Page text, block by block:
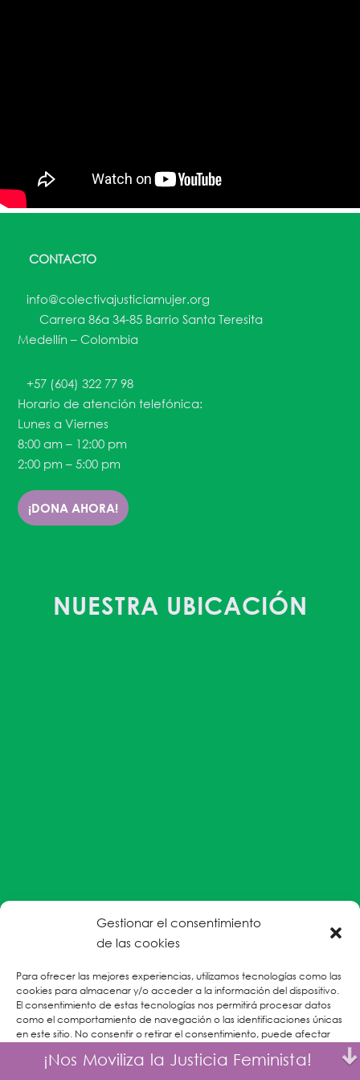
Gestionar el consentimiento
de las cookies
Para ofrecer las mejores experiencias, utilizamos tecnologías como las
cookies para almacenar y/o acceder a la información del dispositivo.
El consentimiento de estas tecnologías nos permitirá procesar datos
como el comportamiento de navegación o las identificaciones únicas
en este sitio. No consentir o retirar el consentimiento, puede afectar
CONTACTO
info@colectivajusticiamujer.org
Carrera 86a 34-85 Barrio Santa Teresita
Medellín – Colombia
+57 (604) 322 77 98
Horario de atención telefónica:
Lunes a Viernes
8:00 am – 12:00 pm
2:00 pm – 5:00 pm
¡DONA AHORA!
NUESTRA UBICACIÓN
#EnColectiva estamos comprometidas con la
parte del personal humanitario hacia personas
refugiadas, migrantes desplazadas internas y/o
victimas sobrevivientes de Violencias Basadas en
Género.
¡Nos Moviliza la Justicia Feminista!